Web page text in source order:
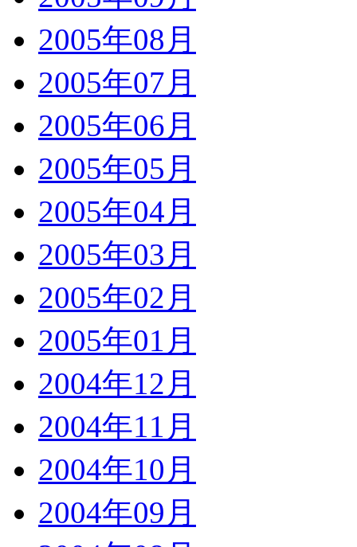
2005年08月
2005年07月
2005年06月
2005年05月
2005年04月
2005年03月
2005年02月
2005年01月
2004年12月
2004年11月
2004年10月
2004年09月